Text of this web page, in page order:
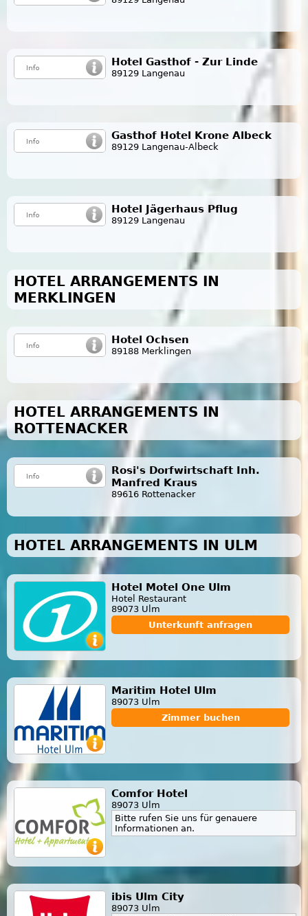
Hotel Gasthof - Zur Linde
89129 Langenau
Gasthof Hotel Krone Albeck
89129 Langenau-Albeck
Hotel Jägerhaus Pflug
89129 Langenau
HOTEL ARRANGEMENTS IN
MERKLINGEN
Hotel Ochsen
89188 Merklingen
HOTEL ARRANGEMENTS IN
ROTTENACKER
Rosi's Dorfwirtschaft Inh.
Manfred Kraus
89616 Rottenacker
HOTEL ARRANGEMENTS IN ULM
Hotel Motel One Ulm
Hotel Restaurant
89073 Ulm
Unterkunft anfragen
Maritim Hotel Ulm
89073 Ulm
Zimmer buchen
Comfor Hotel
89073 Ulm
Bitte rufen Sie uns für genauere
Informationen an.
ibis Ulm City
89073 Ulm